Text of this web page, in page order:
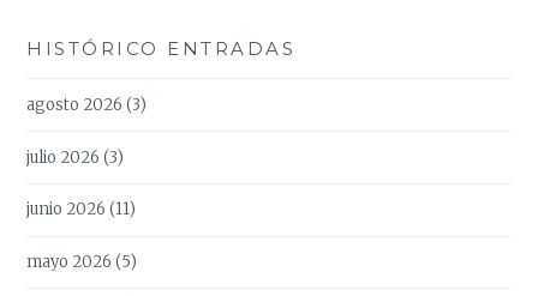
HISTÓRICO ENTRADAS
agosto 2026 (3)
julio 2026 (3)
junio 2026 (11)
mayo 2026 (5)